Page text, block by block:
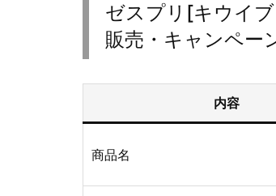
ゼスプリ[キウイ
販売・キャンペー
内容
商品名